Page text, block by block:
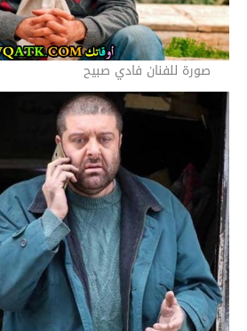
صورة للفنان فادي صبيح